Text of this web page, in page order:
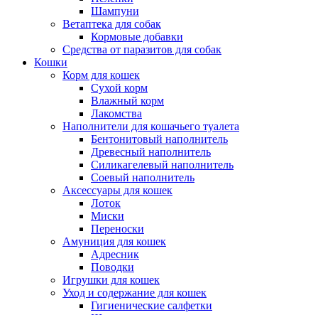
Шампуни
Ветаптека для собак
Кормовые добавки
Средства от паразитов для собак
Кошки
Корм для кошек
Сухой корм
Влажный корм
Лакомства
Наполнители для кошачьего туалета
Бентонитовый наполнитель
Древесный наполнитель
Силикагелевый наполнитель
Соевый наполнитель
Аксессуары для кошек
Лоток
Миски
Переноски
Амуниция для кошек
Адресник
Поводки
Игрушки для кошек
Уход и содержание для кошек
Гигиенические салфетки